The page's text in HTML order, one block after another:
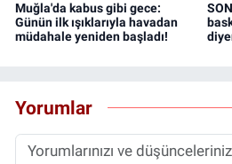
Muğla'da kabus gibi gece:
Günün ilk ışıklarıyla havadan
müdahale yeniden başladı!
Yorumlar